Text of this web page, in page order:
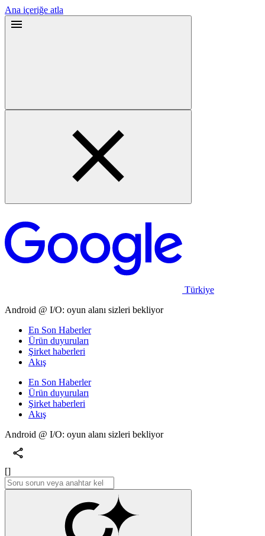
Ana içeriğe atla
Türkiye
Android @ I/O: oyun alanı sizleri bekliyor
En Son Haberler
Ürün duyuruları
Şirket haberleri
Akış
En Son Haberler
Ürün duyuruları
Şirket haberleri
Akış
Android @ I/O: oyun alanı sizleri bekliyor
[]